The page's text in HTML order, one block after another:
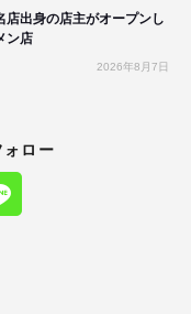
店出身の店主がオープンし
ン店
2026年8月7日
ロー